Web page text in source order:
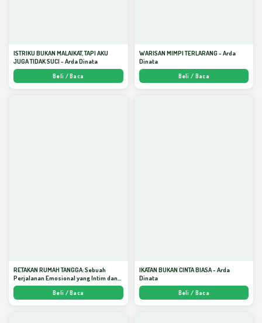
ISTRIKU BUKAN MALAIKAT, TAPI AKU
JUGA TIDAK SUCI - Arda Dinata
Beli / Baca
WARISAN MIMPI TERLARANG - Arda
Dinata
Beli / Baca
RETAKAN RUMAH TANGGA: Sebuah
Perjalanan Emosional yang Intim dan
Mendalam - Arda Dinata
Beli / Baca
IKATAN BUKAN CINTA BIASA - Arda
Dinata
Beli / Baca